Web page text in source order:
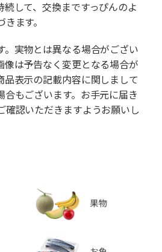
続して、交換まですっぴんのよ
ます。
実物とは異なる場合がござい
は予告なく変更となる場合が
品表示の記載内容に関しまして
合もございます。お手元に届き
確認いただきますようお願いし